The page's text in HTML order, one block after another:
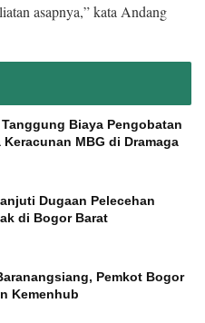
asapnya,” kata Andang
Biaya Pengobatan
MBG di Dramaga
Dugaan Pelecehan
di Bogor Barat
Pemkot Bogor
Kemenhub